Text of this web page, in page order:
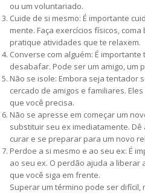
ou um voluntariado.
Cuide de si mesmo: É importante
mente. Faça exercícios físicos,
pratique atividades que te relaxem.
Converse com alguém: É
desabafar. Pode ser um amigo, um
Não se isole: Embora seja tentador
cercado de amigos e familiares.
que você precisa.
Não se apresse em começar um
substituir seu ex imediatamente.
curar e se preparar para um novo
Perdoe a si mesmo e ao seu ex: É
ao seu ex. O perdão ajuda a liberar
que você siga em frente.
Superar um término pode ser difícil,